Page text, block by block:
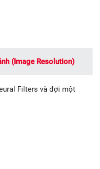
(Image Resolution)
Filters và đợi một